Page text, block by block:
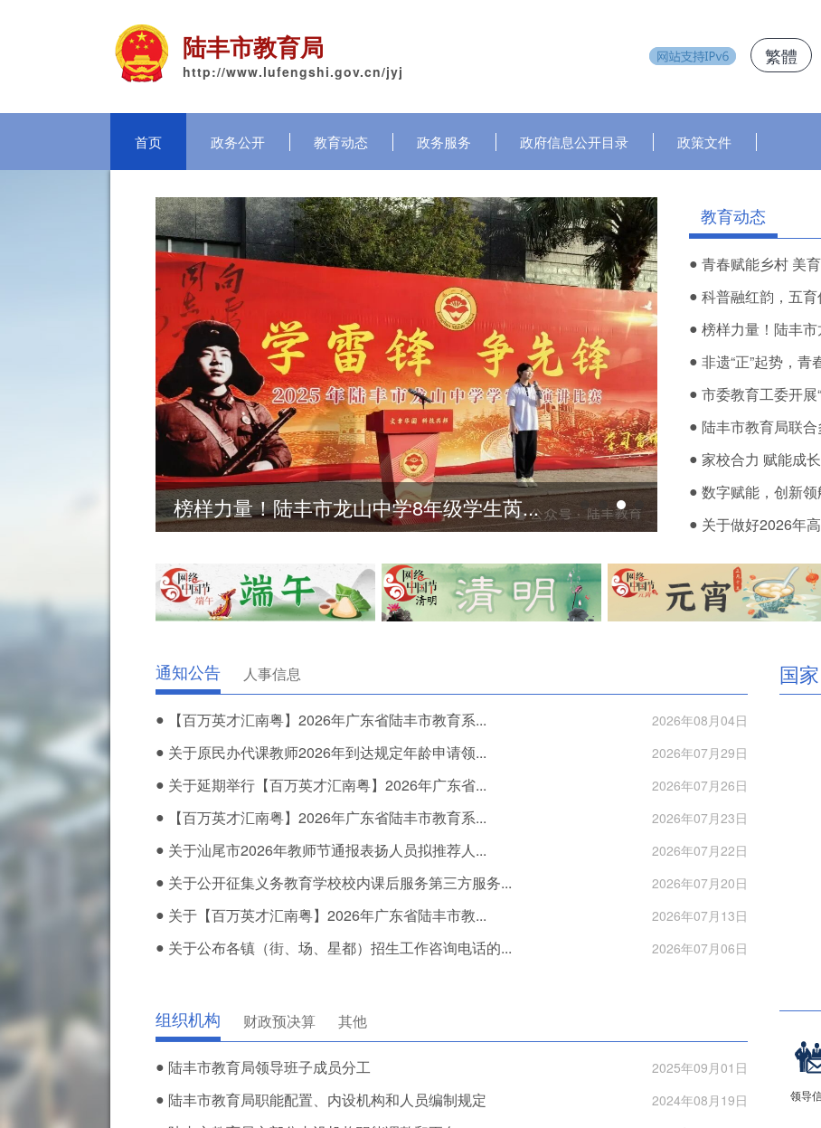
陆丰市教育局
http://www.lufengshi.gov.cn/jyj
繁體
首页 政务公开 教育动态 政务服务 政府信息公开目录 政策文件
榜样力量！陆丰市龙山中学8年级学生芮... 非遗“正”起势
教育动态
● 青春赋能乡村 美
● 科普融红韵，五
● 榜样力量！陆丰
● 非遗“正”起势，
● 市委教育工委开展
● 陆丰市教育局联
● 家校合力 赋能成
● 数字赋能，创新
● 关于做好2026年
通知公告 人事信息
2026年08月04日
● 【百万英才汇南粤】2026年广东省陆丰市教育系...
2026年07月29日
● 关于原民办代课教师2026年到达规定年龄申请领...
2026年07月26日
● 关于延期举行【百万英才汇南粤】2026年广东省...
2026年07月23日
● 【百万英才汇南粤】2026年广东省陆丰市教育系...
2026年07月22日
● 关于汕尾市2026年教师节通报表扬人员拟推荐人...
2026年07月20日
● 关于公开征集义务教育学校校内课后服务第三方服务...
2026年07月13日
● 关于【百万英才汇南粤】2026年广东省陆丰市教...
2026年07月06日
● 关于公布各镇（街、场、星都）招生工作咨询电话的...
组织机构 财政预决算 其他
2025年09月01日
● 陆丰市教育局领导班子成员分工
2024年08月19日
● 陆丰市教育局职能配置、内设机构和人员编制规定
国
领导